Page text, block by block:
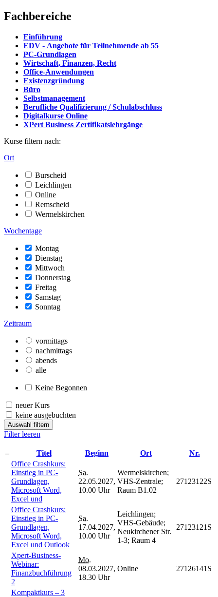
Fachbereiche
Einführung
EDV - Angebote für Teilnehmende ab 55
PC-Grundlagen
Wirtschaft, Finanzen, Recht
Office-Anwendungen
Existenzgründung
Büro
Selbstmanagement
Berufliche Qualifizierung / Schulabschluss
Digitalkurse Online
XPert Business Zertifikatslehrgänge
Kurse filtern nach:
Ort
Burscheid
Leichlingen
Online
Remscheid
Wermelskirchen
Wochentage
Montag
Dienstag
Mittwoch
Donnerstag
Freitag
Samstag
Sonntag
Zeitraum
vormittags
nachmittags
abends
alle
Keine Begonnen
neuer Kurs
keine ausgebuchten
Auswahl filtern
Filter leeren
– Titel Beginn Ort
Nr.
Office Crashkurs:
Einstieg in PC-
Grundlagen,
Microsoft Word,
Excel und
Sa.
22.05.2027,
10.00 Uhr
Wermelskirchen;
VHS-Zentrale;
Raum B1.02
27123122S
Office Crashkurs:
Einstieg in PC-
Grundlagen,
Microsoft Word,
Excel und Outlook
Sa.
17.04.2027,
10.00 Uhr
Leichlingen;
VHS-Gebäude;
Neukirchener Str.
1-3; Raum 4
27123121S
Xpert-Business-
Webinar:
Finanzbuchführung
2
Mo.
08.03.2027,
18.30 Uhr
Online 27126141S
Kompaktkurs – 3